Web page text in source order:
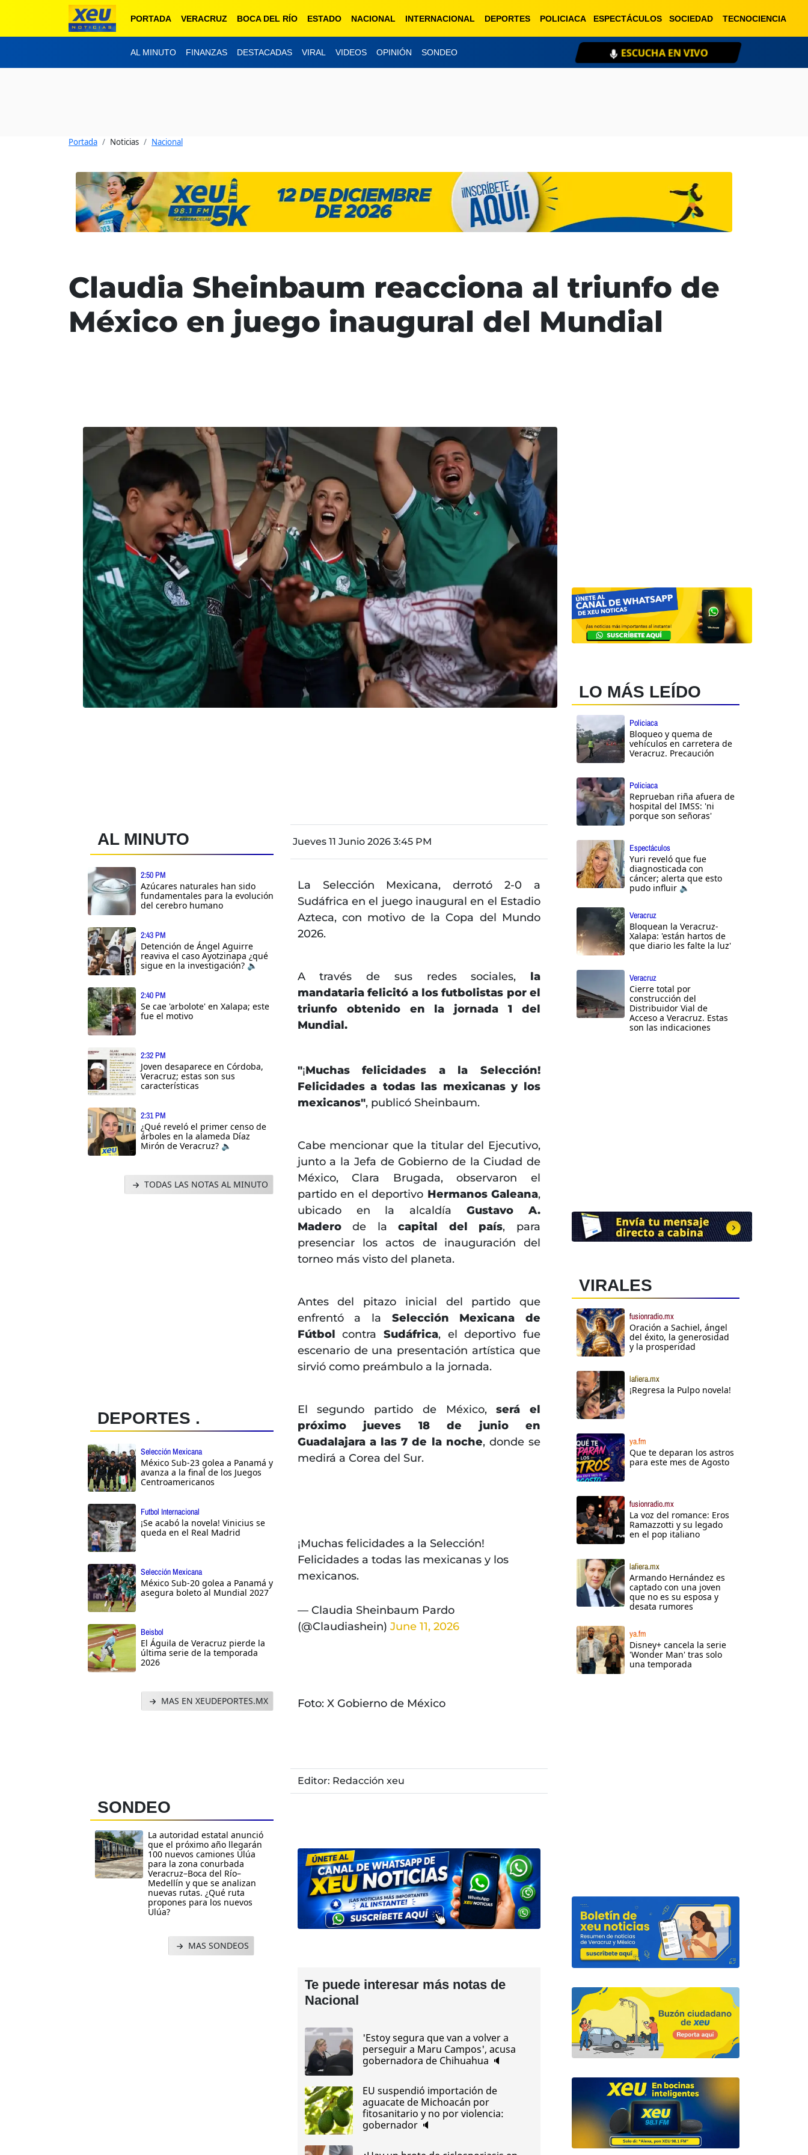
PORTADA VERACRUZ BOCA DEL RÍO ESTADO NACIONAL INTERNACIONAL DEPORTES POLICIACA ESPECTÁCULOS SOCIEDAD TECNOCIENCIA
AL MINUTO FINANZAS DESTACADAS VIRAL VIDEOS OPINIÓN SONDEO XEU 98.1 FM
ESCUCHA EN VIVO
Portada Noticias Nacional
Claudia Sheinbaum reacciona al triunfo de
México en juego inaugural del Mundial
AL MINUTO
2:50 PM
Azúcares naturales han sido
fundamentales para la evolución
del cerebro humano
2:43 PM
Detención de Ángel Aguirre
reaviva el caso Ayotzinapa ¿qué
sigue en la investigación? 🔈
2:40 PM
Se cae 'arbolote' en Xalapa; este
fue el motivo
2:32 PM
Joven desaparece en Córdoba,
Veracruz; estas son sus
características
2:31 PM
¿Qué reveló el primer censo de
árboles en la alameda Díaz
Mirón de Veracruz? 🔈
TODAS LAS NOTAS AL MINUTO
DEPORTES .
Selección Mexicana
México Sub-23 golea a Panamá y
avanza a la final de los Juegos
Centroamericanos
Futbol Internacional
¡Se acabó la novela! Vinicius se
queda en el Real Madrid
Selección Mexicana
México Sub-20 golea a Panamá y
asegura boleto al Mundial 2027
Beisbol
El Águila de Veracruz pierde la
última serie de la temporada
2026
MAS EN XEUDEPORTES.MX
SONDEO
La autoridad estatal anunció
que el próximo año llegarán
100 nuevos camiones Ulúa
para la zona conurbada
Veracruz–Boca del Río–
Medellín y que se analizan
nuevas rutas. ¿Qué ruta
propones para los nuevos
Ulúa?
MAS SONDEOS
Jueves 11 Junio 2026 3:45 PM
La Selección Mexicana, derrotó 2-0 a
Sudáfrica en el juego inaugural en el Estadio
Azteca, con motivo de la Copa del Mundo
2026.
A través de sus redes sociales, la
mandataria felicitó a los futbolistas por el
triunfo obtenido en la jornada 1 del
Mundial.
"¡Muchas felicidades a la Selección!
Felicidades a todas las mexicanas y los
mexicanos", publicó Sheinbaum.
Cabe mencionar que la titular del Ejecutivo,
junto a la Jefa de Gobierno de la Ciudad de
México, Clara Brugada, observaron el
partido en el deportivo Hermanos Galeana,
ubicado en la alcaldíaGustavo A.
Maderode lacapital del país, para
presenciar los actos de inauguración del
torneo más visto del planeta.
Antes del pitazo inicial del partido que
enfrentó a la Selección Mexicana de
Fútbol contraSudáfrica, el deportivo fue
escenario de una presentación artística que
sirvió como preámbulo a la jornada.
El segundo partido de México,será el
próximo jueves 18 de junio en
Guadalajara a las 7 de la noche, donde se
medirá a Corea del Sur.
¡Muchas felicidades a la Selección!
Felicidades a todas las mexicanas y los
mexicanos.
— Claudia Sheinbaum Pardo
(@Claudiashein) June 11, 2026
Foto: X Gobierno de México
Editor: Redacción xeu
Te puede interesar más notas de
Nacional
'Estoy segura que van a volver a
perseguir a Maru Campos', acusa
gobernadora de Chihuahua 🔈
EU suspendió importación de
aguacate de Michoacán por
fitosanitario y no por violencia:
gobernador 🔈
LO MÁS LEÍDO
Policiaca
Bloqueo y quema de
vehículos en carretera de
Veracruz. Precaución
Policiaca
Reprueban riña afuera de
hospital del IMSS: 'ni
porque son señoras'
Espectáculos
Yuri reveló que fue
diagnosticada con
cáncer; alerta que esto
pudo influir 🔈
Veracruz
Bloquean la Veracruz-
Xalapa: 'están hartos de
que diario les falte la luz'
Veracruz
Cierre total por
construcción del
Distribuidor Vial de
Acceso a Veracruz. Estas
son las indicaciones
VIRALES
fusionradio.mx
Oración a Sachiel, ángel
del éxito, la generosidad
y la prosperidad
lafiera.mx
¡Regresa la Pulpo novela!
ya.fm
Que te deparan los astros
para este mes de Agosto
fusionradio.mx
La voz del romance: Eros
Ramazzotti y su legado
en el pop italiano
lafiera.mx
Armando Hernández es
captado con una joven
que no es su esposa y
desata rumores
ya.fm
Disney+ cancela la serie
'Wonder Man' tras solo
una temporada